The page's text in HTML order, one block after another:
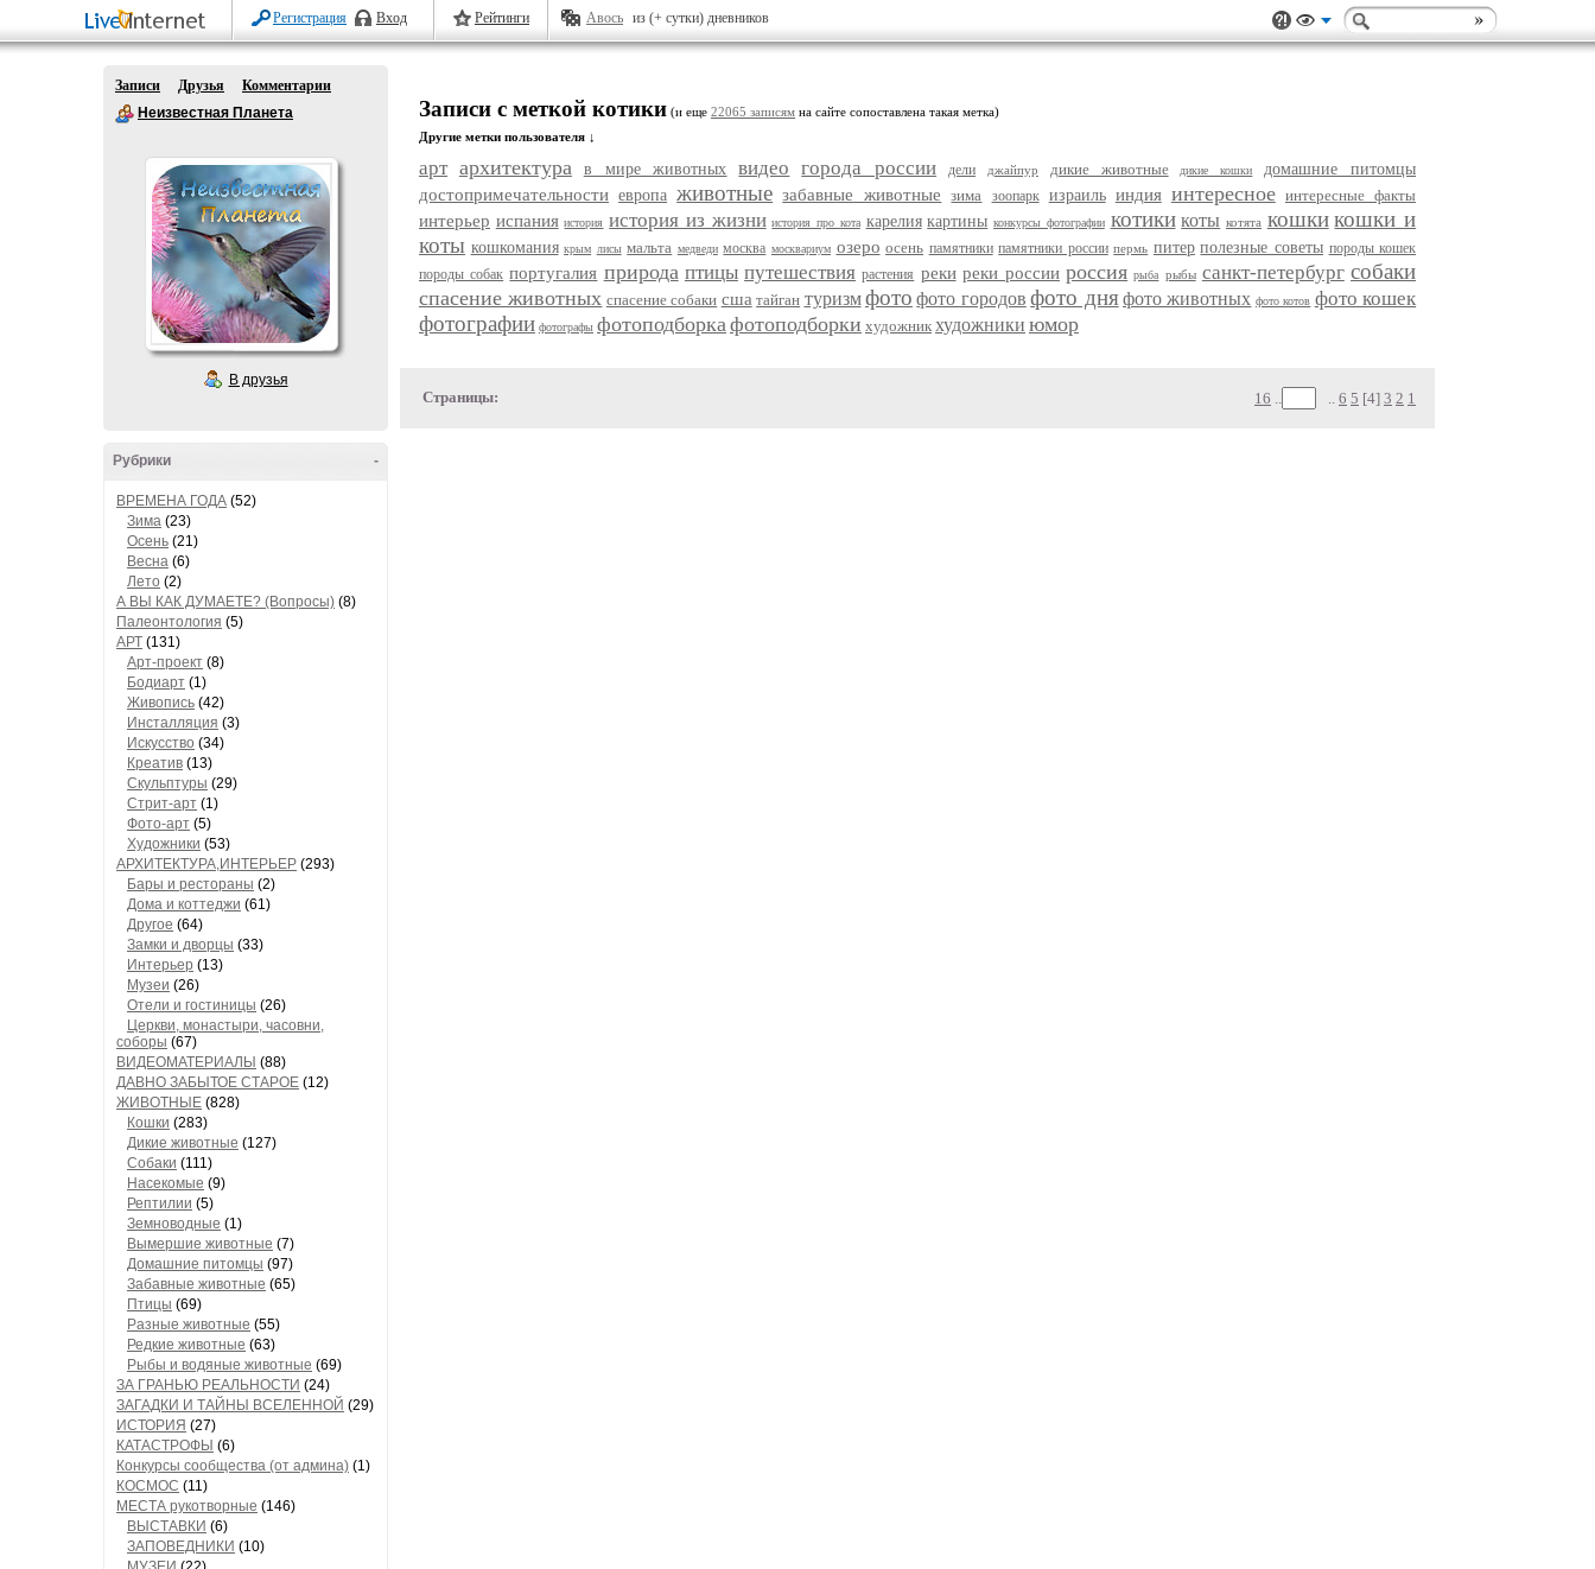
Регистрация Вход Рейтинги Авось из (+ сутки) дневников
Записи Друзья
Комментарии
Неизвестная Планета
В друзья
-
Рубрики
ВРЕМЕНА ГОДА (52)
Зима (23)
Осень (21)
Весна (6)
Лето (2)
А ВЫ КАК ДУМАЕТЕ? (Вопросы) (8)
Палеонтология (5)
АРТ (131)
Арт-проект (8)
Бодиарт (1)
Живопись (42)
Инсталляция (3)
Искусство (34)
Креатив (13)
Скульптуры (29)
Стрит-арт (1)
Фото-арт (5)
Художники (53)
АРХИТЕКТУРА,ИНТЕРЬЕР (293)
Бары и рестораны (2)
Дома и коттеджи (61)
Другое (64)
Замки и дворцы (33)
Интерьер (13)
Музеи (26)
Отели и гостиницы (26)
Церкви, монастыри, часовни,
соборы (67)
ВИДЕОМАТЕРИАЛЫ (88)
ДАВНО ЗАБЫТОЕ СТАРОЕ (12)
ЖИВОТНЫЕ (828)
Кошки (283)
Дикие животные (127)
Собаки (111)
Насекомые (9)
Рептилии (5)
Земноводные (1)
Вымершие животные (7)
Домашние питомцы (97)
Забавные животные (65)
Птицы (69)
Разные животные (55)
Редкие животные (63)
Рыбы и водяные животные (69)
ЗА ГРАНЬЮ РЕАЛЬНОСТИ (24)
ЗАГАДКИ И ТАЙНЫ ВСЕЛЕННОЙ (29)
ИСТОРИЯ (27)
КАТАСТРОФЫ (6)
Конкурсы сообщества (от админа) (1)
КОСМОС (11)
МЕСТА рукотворные (146)
ВЫСТАВКИ (6)
ЗАПОВЕДНИКИ (10)
Записи с меткой котики (и еще 22065 записям на сайте сопоставлена такая метка)
Другие метки пользователя ↓
арт архитектура в мире животных видео города россии дели джайпур дикие животные дикие кошки домашние питомцы
достопримечательности европа животные забавные животные зима зоопарк израиль индия интересное интересные факты
интерьер испания история история из жизни история про кота карелия картины конкурсы фотографии котики коты котята кошки кошки и
коты кошкомания крым лисы мальта медведи москва москвариум озеро осень памятники памятники россии пермь питер полезные советы породы кошек
породы собак португалия природа птицы путешествия растения реки реки россии россия рыба рыбы санкт-петербург собаки
спасение животных спасение собаки сша тайган туризм фото фото городов фото дня фото животных фото котов фото кошек
фотографии фотографы фотоподборкафотоподборки художник художники юмор
Страницы: 16 .. .. 6 5 [4] 3 2 1